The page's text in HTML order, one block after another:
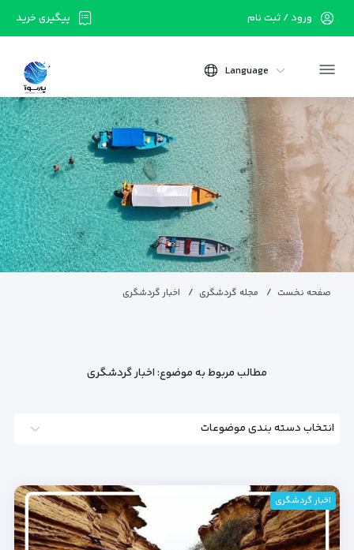
پیگیری خرید ورود / ثبت نام
Language
صفحه نخست مجله گردشگری اخبار گردشگری
مطالب مربوط به موضوع:اخبار گردشگری
انتخاب دسته بندی موضوعات
اخبار گردشگری